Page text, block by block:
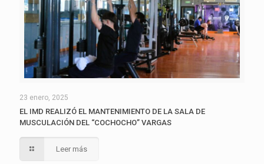
23 enero, 2025
EL IMD REALIZÓ EL MANTENIMIENTO DE LA SALA DE
MUSCULACIÓN DEL “COCHOCHO” VARGAS
Leer más